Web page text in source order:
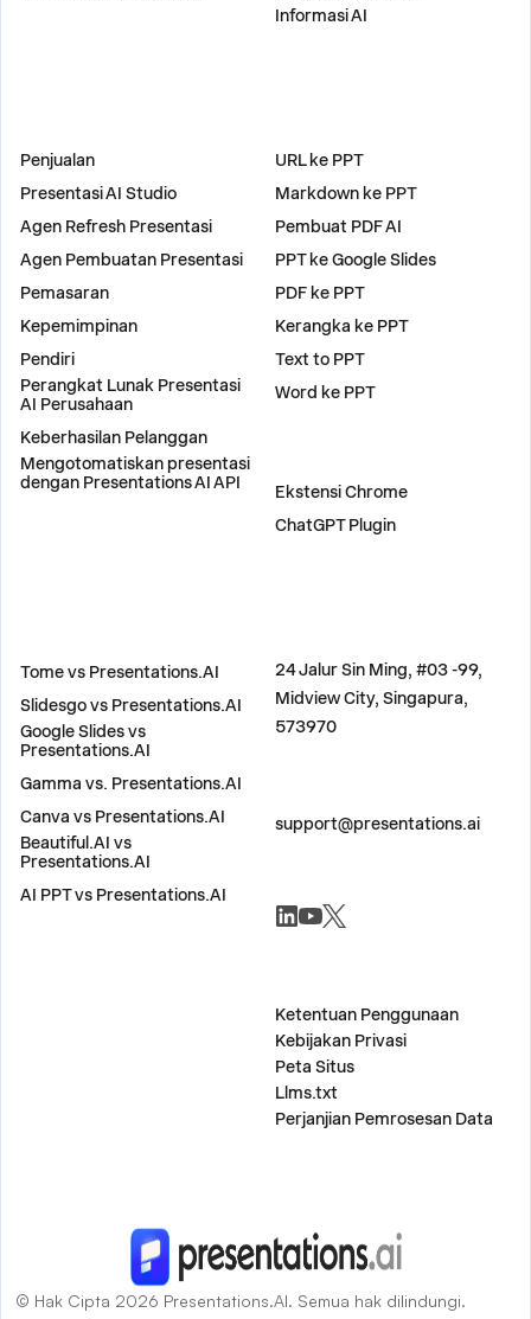
Informasi AI
Penjualan
Presentasi AI Studio
Agen Refresh Presentasi
Agen Pembuatan Presentasi
Pemasaran
Kepemimpinan
Pendiri
Perangkat Lunak Presentasi
AI Perusahaan
Keberhasilan Pelanggan
Mengotomatiskan presentasi
dengan Presentations AI API
URL ke PPT
Markdown ke PPT
Pembuat PDF AI
PPT ke Google Slides
PDF ke PPT
Kerangka ke PPT
Text to PPT
Word ke PPT
Ekstensi Chrome
ChatGPT Plugin
Tome vs Presentations.AI
Slidesgo vs Presentations.AI
Google Slides vs
Presentations.AI
Gamma vs. Presentations.AI
Canva vs Presentations.AI
Beautiful.AI vs
Presentations.AI
AI PPT vs Presentations.AI
24 Jalur Sin Ming, #03 -99,
Midview City, Singapura,
573970
support@presentations.ai
Ketentuan Penggunaan
Kebijakan Privasi
Peta Situs
Llms.txt
Perjanjian Pemrosesan Data
© Hak Cipta 2026 Presentations.AI. Semua hak dilindungi.